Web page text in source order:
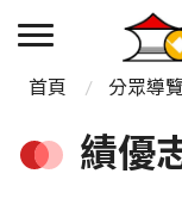
首頁 分眾導覽
績優